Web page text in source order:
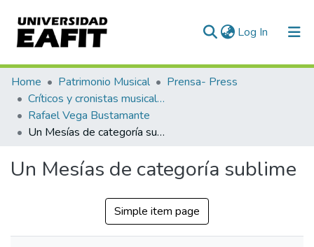
Log In (current)
Communities & Collections
All of DSpace
Statistics
Home Patrimonio Musical
Prensa- Press
Críticos y cronistas musicales
Rafael Vega Bustamante
Un Mesías de categoría sublime
Un Mesías de categoría sublime
Simple item page